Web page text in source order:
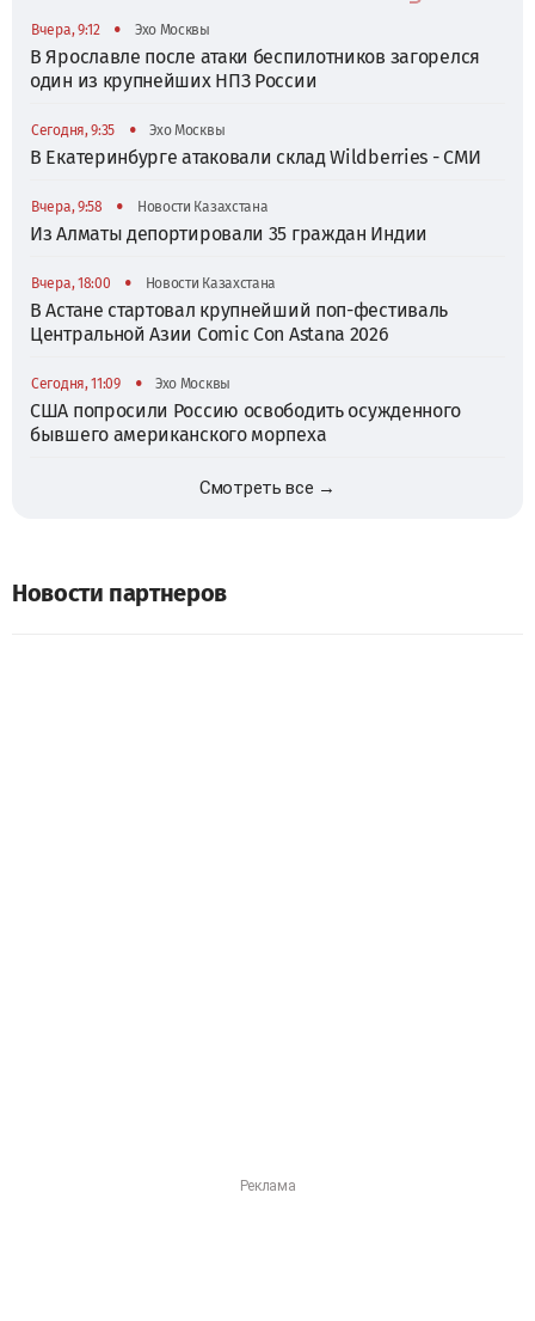
Вчера, 9:12 • Эхо Москвы
В Ярославле после атаки беспилотников загорелся
один из крупнейших НПЗ России
Сегодня, 9:35 • Эхо Москвы
В Екатеринбурге атаковали склад Wildberries - СМИ
Вчера, 9:58 • Новости Казахстана
Из Алматы депортировали 35 граждан Индии
Вчера, 18:00 • Новости Казахстана
В Астане стартовал крупнейший поп-фестиваль
Центральной Азии Comic Con Astana 2026
Сегодня, 11:09 • Эхо Москвы
США попросили Россию освободить осужденного
бывшего американского морпеха
Смотреть все →
Новости партнеров